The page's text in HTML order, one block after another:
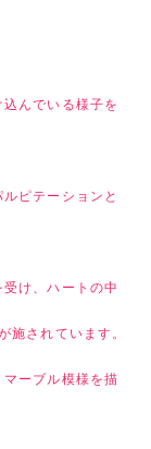
んでいる様子を
ピテーションと
け、ハートの中
施されています。
ーブル模様を描